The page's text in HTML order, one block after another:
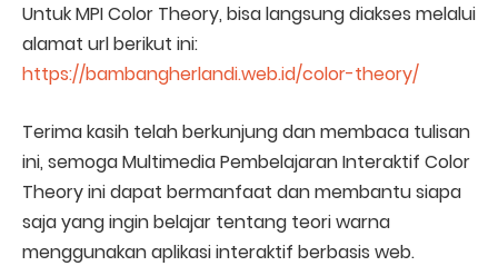
Untuk MPI Color Theory, bisa langsung diakses melalui
alamat url berikut ini:
https://bambangherlandi.web.id/color-theory/
Terima kasih telah berkunjung dan membaca tulisan
ini, semoga Multimedia Pembelajaran Interaktif Color
Theory ini dapat bermanfaat dan membantu siapa
saja yang ingin belajar tentang teori warna
menggunakan aplikasi interaktif berbasis web.